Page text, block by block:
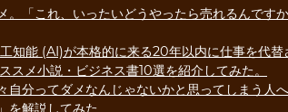
ンペーンを徹底解説！【格安
SIM】
前回こんな記事を書きました。
underground-mogura.com この記
事の中でMVNOについて触れている部
か
「
「
。「これ、いったいどうやったら売れるんです
知能 (AI)が本格的に来る20年以内に仕事を代
メ小説・ビジネス書10選を紹介してみた。
分ってダメなんじゃないかと思ってしまう人へ